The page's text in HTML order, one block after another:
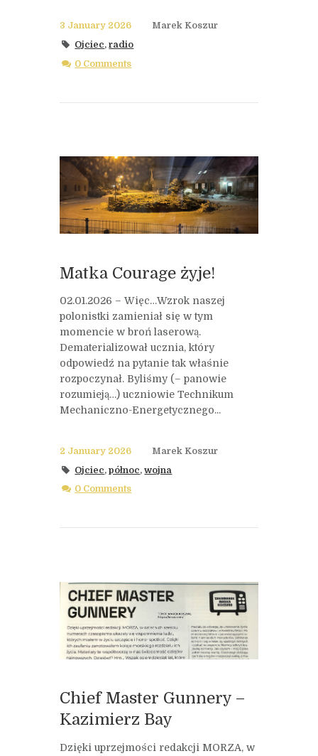
3 January 2026
Marek Koszur
Ojciec,radio
0 Comments
Matka Courage żyje!
02.01.2026 – Więc…Wzrok naszej
polonistki zamieniał się w tym
momencie w broń laserową.
Dematerializował ucznia, który
odpowiedź na pytanie tak właśnie
rozpoczynał. Byliśmy (– panowie
rozumieją…) uczniowie Technikum
Mechaniczno-Energetycznego...
2 January 2026
Marek Koszur
Ojciec,północ,wojna
0 Comments
Chief Master Gunnery –
Kazimierz Bay
Dzięki uprzejmości redakcji MORZA, w